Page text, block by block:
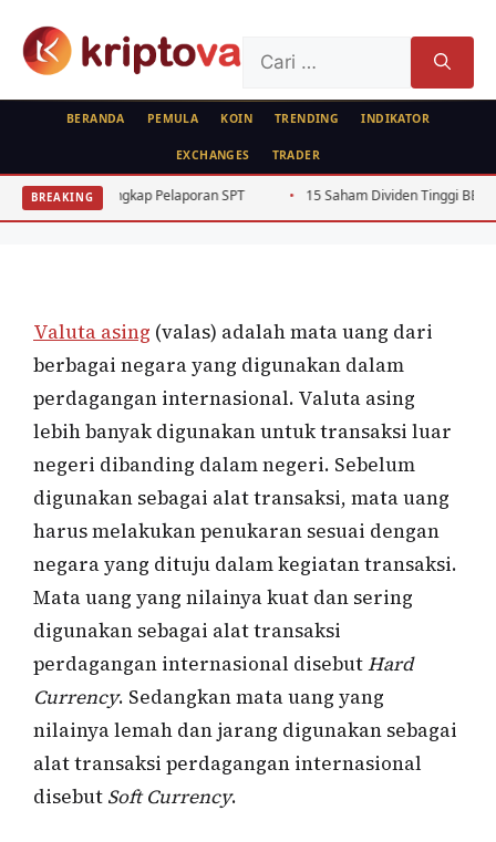
untuk:
BERANDA PEMULA KOIN TRENDING INDIKATOR
EXCHANGES TRADER
BREAKING
Lengkap Pelaporan SPT 15 Saham Dividen Tinggi BEJ Rutin 4
FEATURED
Macam-Macam Valuta Asing Serta
Fungsinya
Valuta asing (valas) adalah mata uang dari
berbagai negara yang digunakan dalam
perdagangan internasional. Valuta asing
lebih banyak digunakan untuk transaksi luar
negeri dibanding dalam negeri. Sebelum
digunakan sebagai alat transaksi, mata uang
harus melakukan penukaran sesuai dengan
negara yang dituju dalam kegiatan transaksi.
Mata uang yang nilainya kuat dan sering
digunakan sebagai alat transaksi
perdagangan internasional disebutHard
Currency. Sedangkan mata uang yang
nilainya lemah dan jarang digunakan sebagai
alat transaksi perdagangan internasional
disebut Soft Currency.